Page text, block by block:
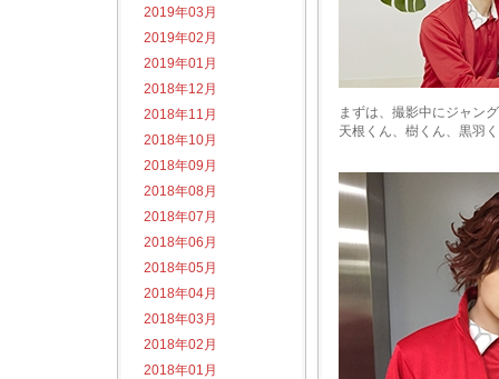
2019年03月
2019年02月
2019年01月
2018年12月
2018年11月
2018年10月
2018年09月
2018年08月
2018年07月
2018年06月
2018年05月
2018年04月
2018年03月
2018年02月
2018年01月
まずは、撮影中にジャン
天根くん、樹くん、黒羽